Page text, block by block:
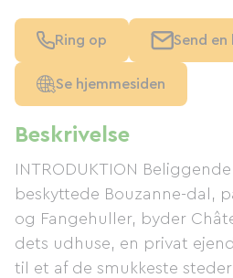
Beskrivelse
INTRODUKTION
beskyttede Bouzanne-dal,
og Fangehuller, byder
dets udhuse, en privat
til et af de smukkeste
Ring op Send en
Se hjemmesiden